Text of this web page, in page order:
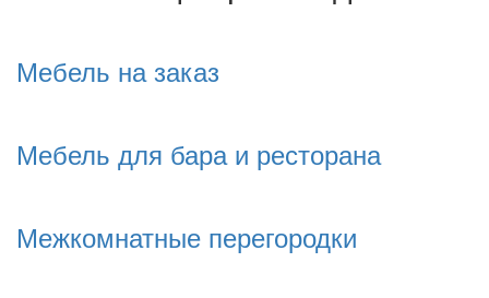
Мебель на заказ
Мебель для бара и ресторана
Межкомнатные перегородки